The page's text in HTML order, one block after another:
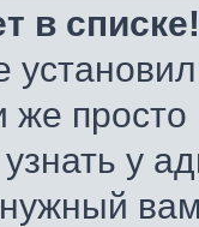
в списке!
у